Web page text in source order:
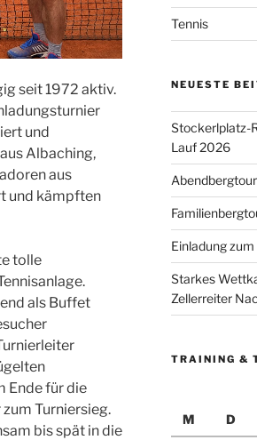
seit 1972 aktiv.
und
Albaching,
aus
und kämpften
tolle
als Buffet
Ende für die
Turniersieg.
bis spät in die
Tennis
NEUESTE
Stockerlplatz-
Lauf 2026
Einladung
Starkes
Zellerreiter
TRAINING &
M
D